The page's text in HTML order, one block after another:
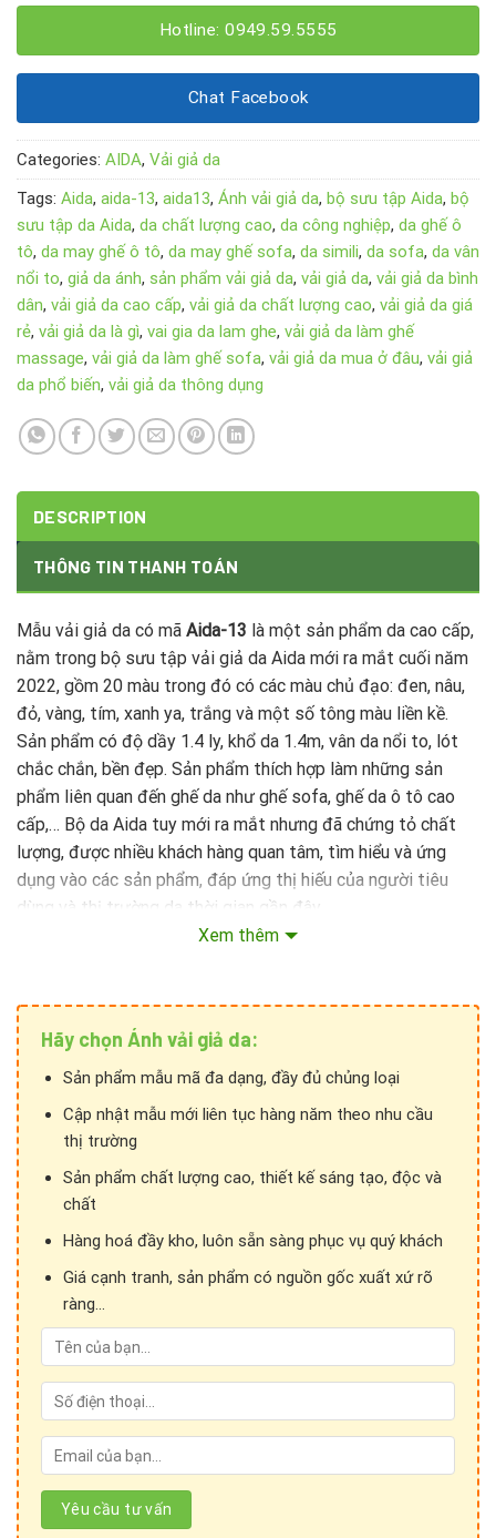
Hotline: 0949.59.5555
Chat Facebook
Categories: AIDA, Vải giả da
Tags: Aida, aida-13, aida13, Ánh vải giả da, bộ sưu tập Aida, bộ
sưu tập da Aida, da chất lượng cao, da công nghiệp, da ghế ô
tô, da may ghế ô tô, da may ghế sofa, da simili, da sofa, da vân
nổi to, giả da ánh, sản phẩm vải giả da, vải giả da, vải giả da bình
dân, vải giả da cao cấp, vải giả da chất lượng cao, vải giả da giá
rẻ, vải giả da là gì, vai gia da lam ghe, vải giả da làm ghế
massage, vải giả da làm ghế sofa, vải giả da mua ở đâu, vải giả
da phổ biến, vải giả da thông dụng
DESCRIPTION
THÔNG TIN THANH TOÁN
Mẫu vải giả da có mã Aida-13 là một sản phẩm da cao cấp,
nằm trong bộ sưu tập vải giả da Aida mới ra mắt cuối năm
2022, gồm 20 màu trong đó có các màu chủ đạo: đen, nâu,
đỏ, vàng, tím, xanh ya, trắng và một số tông màu liền kề.
Sản phẩm có độ dầy 1.4 ly, khổ da 1.4m, vân da nổi to, lót
chắc chắn, bền đẹp. Sản phẩm thích hợp làm những sản
phẩm liên quan đến ghế da như ghế sofa, ghế da ô tô cao
cấp,… Bộ da Aida tuy mới ra mắt nhưng đã chứng tỏ chất
lượng, được nhiều khách hàng quan tâm, tìm hiểu và ứng
dụng vào các sản phẩm, đáp ứng thị hiếu của người tiêu
dùng và thị trường da thời gian gần đây.
Xem thêm
Hãy chọn Ánh vải giả da:
Sản phẩm mẫu mã đa dạng, đầy đủ chủng loại
Cập nhật mẫu mới liên tục hàng năm theo nhu cầu
thị trường
Sản phẩm chất lượng cao, thiết kế sáng tạo, độc và
chất
Hàng hoá đầy kho, luôn sẵn sàng phục vụ quý khách
Giá cạnh tranh, sản phẩm có nguồn gốc xuất xứ rõ
ràng...